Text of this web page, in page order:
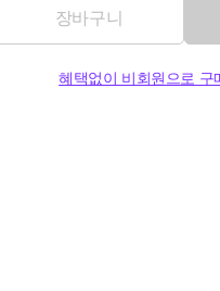
장바구니
혜택없이 비회원으로 구